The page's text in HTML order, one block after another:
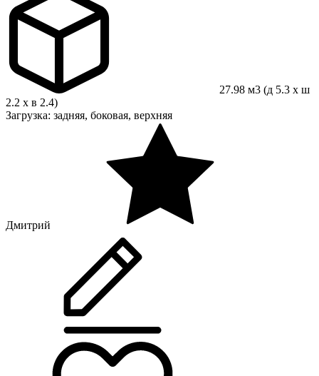
27.98 м3 (д 5.3 x ш
2.2 x в 2.4)
Загрузка: задняя, боковая, верхняя
Дмитрий